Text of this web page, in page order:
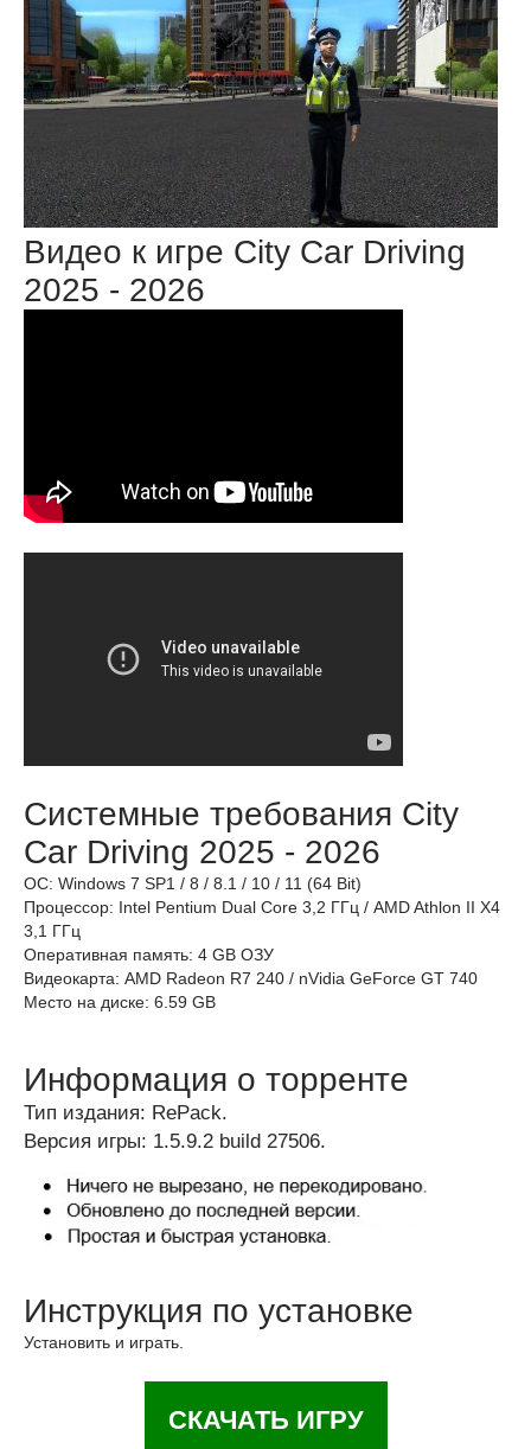
Видео к игре City Car Driving
2025 - 2026
Системные требования City
Car Driving 2025 - 2026
ОС: Windows 7 SP1 / 8 / 8.1 / 10 / 11 (64 Bit)
Процессор: Intel Pentium Dual Core 3,2 ГГц / AMD Athlon II X4
3,1 ГГц
Оперативная память: 4 GB ОЗУ
Видеокарта: AMD Radeon R7 240 / nVidia GeForce GT 740
Место на диске: 6.59 GB
Информация о торренте
Тип издания: RePack.
Версия игры: 1.5.9.2 build 27506.
Инструкция по установке
Установить и играть.
СКАЧАТЬ ИГРУ